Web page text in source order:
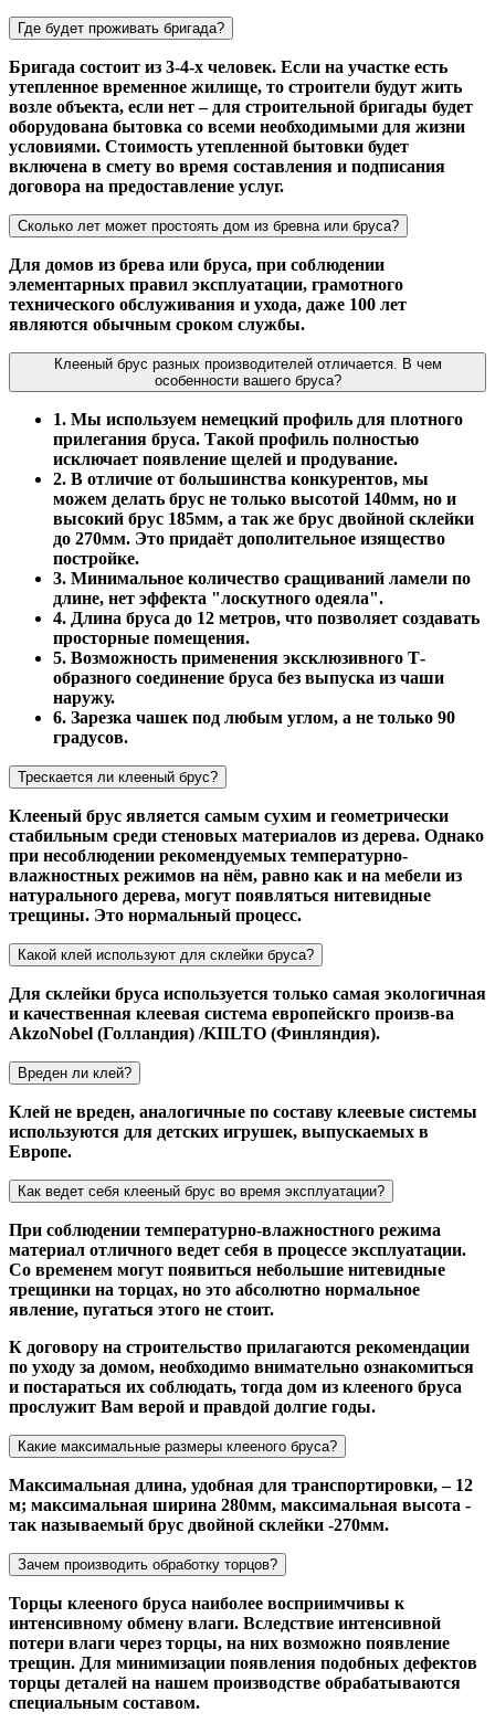
Где будет проживать бригада?
Бригада состоит из 3-4-х человек. Если на участке есть
утепленное временное жилище, то строители будут жить
возле объекта, если нет – для строительной бригады будет
оборудована бытовка со всеми необходимыми для жизни
условиями. Стоимость утепленной бытовки будет
включена в смету во время составления и подписания
договора на предоставление услуг.
Сколько лет может простоять дом из бревна или бруса?
Для домов из брева или бруса, при соблюдении
элементарных правил эксплуатации, грамотного
технического обслуживания и ухода, даже 100 лет
являются обычным сроком службы.
Клееный брус разных производителей отличается. В чем
особенности вашего бруса?
1. Мы используем немецкий профиль для плотного
прилегания бруса. Такой профиль полностью
исключает появление щелей и продувание.
2. В отличие от большинства конкурентов, мы
можем делать брус не только высотой 140мм, но и
высокий брус 185мм, а так же брус двойной склейки
до 270мм. Это придаёт дополительное изящество
постройке.
3. Минимальное количество сращиваний ламели по
длине, нет эффекта "лоскутного одеяла".
4. Длина бруса до 12 метров, что позволяет создавать
просторные помещения.
5. Возможность применения эксклюзивного Т-
образного соединение бруса без выпуска из чаши
наружу.
6. Зарезка чашек под любым углом, а не только 90
градусов.
Трескается ли клееный брус?
Клееный брус является самым сухим и геометрически
стабильным среди стеновых материалов из дерева. Однако
при несоблюдении рекомендуемых температурно-
влажностных режимов на нём, равно как и на мебели из
натурального дерева, могут появляться нитевидные
трещины. Это нормальный процесс.
Какой клей используют для склейки бруса?
Для склейки бруса используется только самая экологичная
и качественная клеевая система европейскго произв-ва
AkzoNobel (Голландия) /KIILTO (Финляндия).
Вреден ли клей?
Клей не вреден, аналогичные по составу клеевые системы
используются для детских игрушек, выпускаемых в
Европе.
Как ведет себя клееный брус во время эксплуатации?
При соблюдении температурно-влажностного режима
материал отличного ведет себя в процессе эксплуатации.
Со временем могут появиться небольшие нитевидные
трещинки на торцах, но это абсолютно нормальное
явление, пугаться этого не стоит.
К договору на строительство прилагаются рекомендации
по уходу за домом, необходимо внимательно ознакомиться
и постараться их соблюдать, тогда дом из клееного бруса
прослужит Вам верой и правдой долгие годы.
Какие максимальные размеры клееного бруса?
Максимальная длина, удобная для транспортировки, – 12
м; максимальная ширина 280мм, максимальная высота -
так называемый брус двойной склейки -270мм.
Зачем производить обработку торцов?
Торцы клееного бруса наиболее восприимчивы к
интенсивному обмену влаги. Вследствие интенсивной
потери влаги через торцы, на них возможно появление
трещин. Для минимизации появления подобных дефектов
торцы деталей на нашем производстве обрабатываются
специальным составом.